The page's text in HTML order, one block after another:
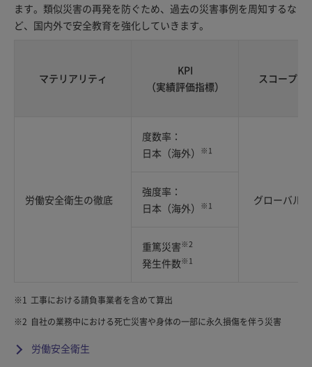
ます。類似災害の再発を防ぐため、過去の災害事例を周知するな
ど、国内外で安全教育を強化していきます。
マテリアリティ
KPI
（実績評価指標）
スコープ
労働安全衛生の徹底
度数率：
日本（海外）
※1
グローバル
強度率：
日本（海外）
※1
重篤災害※2
発生件数※1
※1 工事における請負事業者を含めて算出
※2 自社の業務中における死亡災害や身体の一部に永久損傷を伴う災害
労働安全衛生